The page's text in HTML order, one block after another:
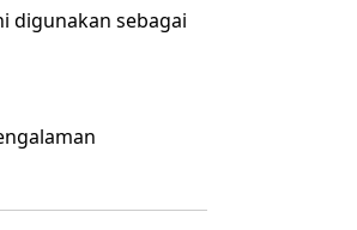
digunakan sebagai